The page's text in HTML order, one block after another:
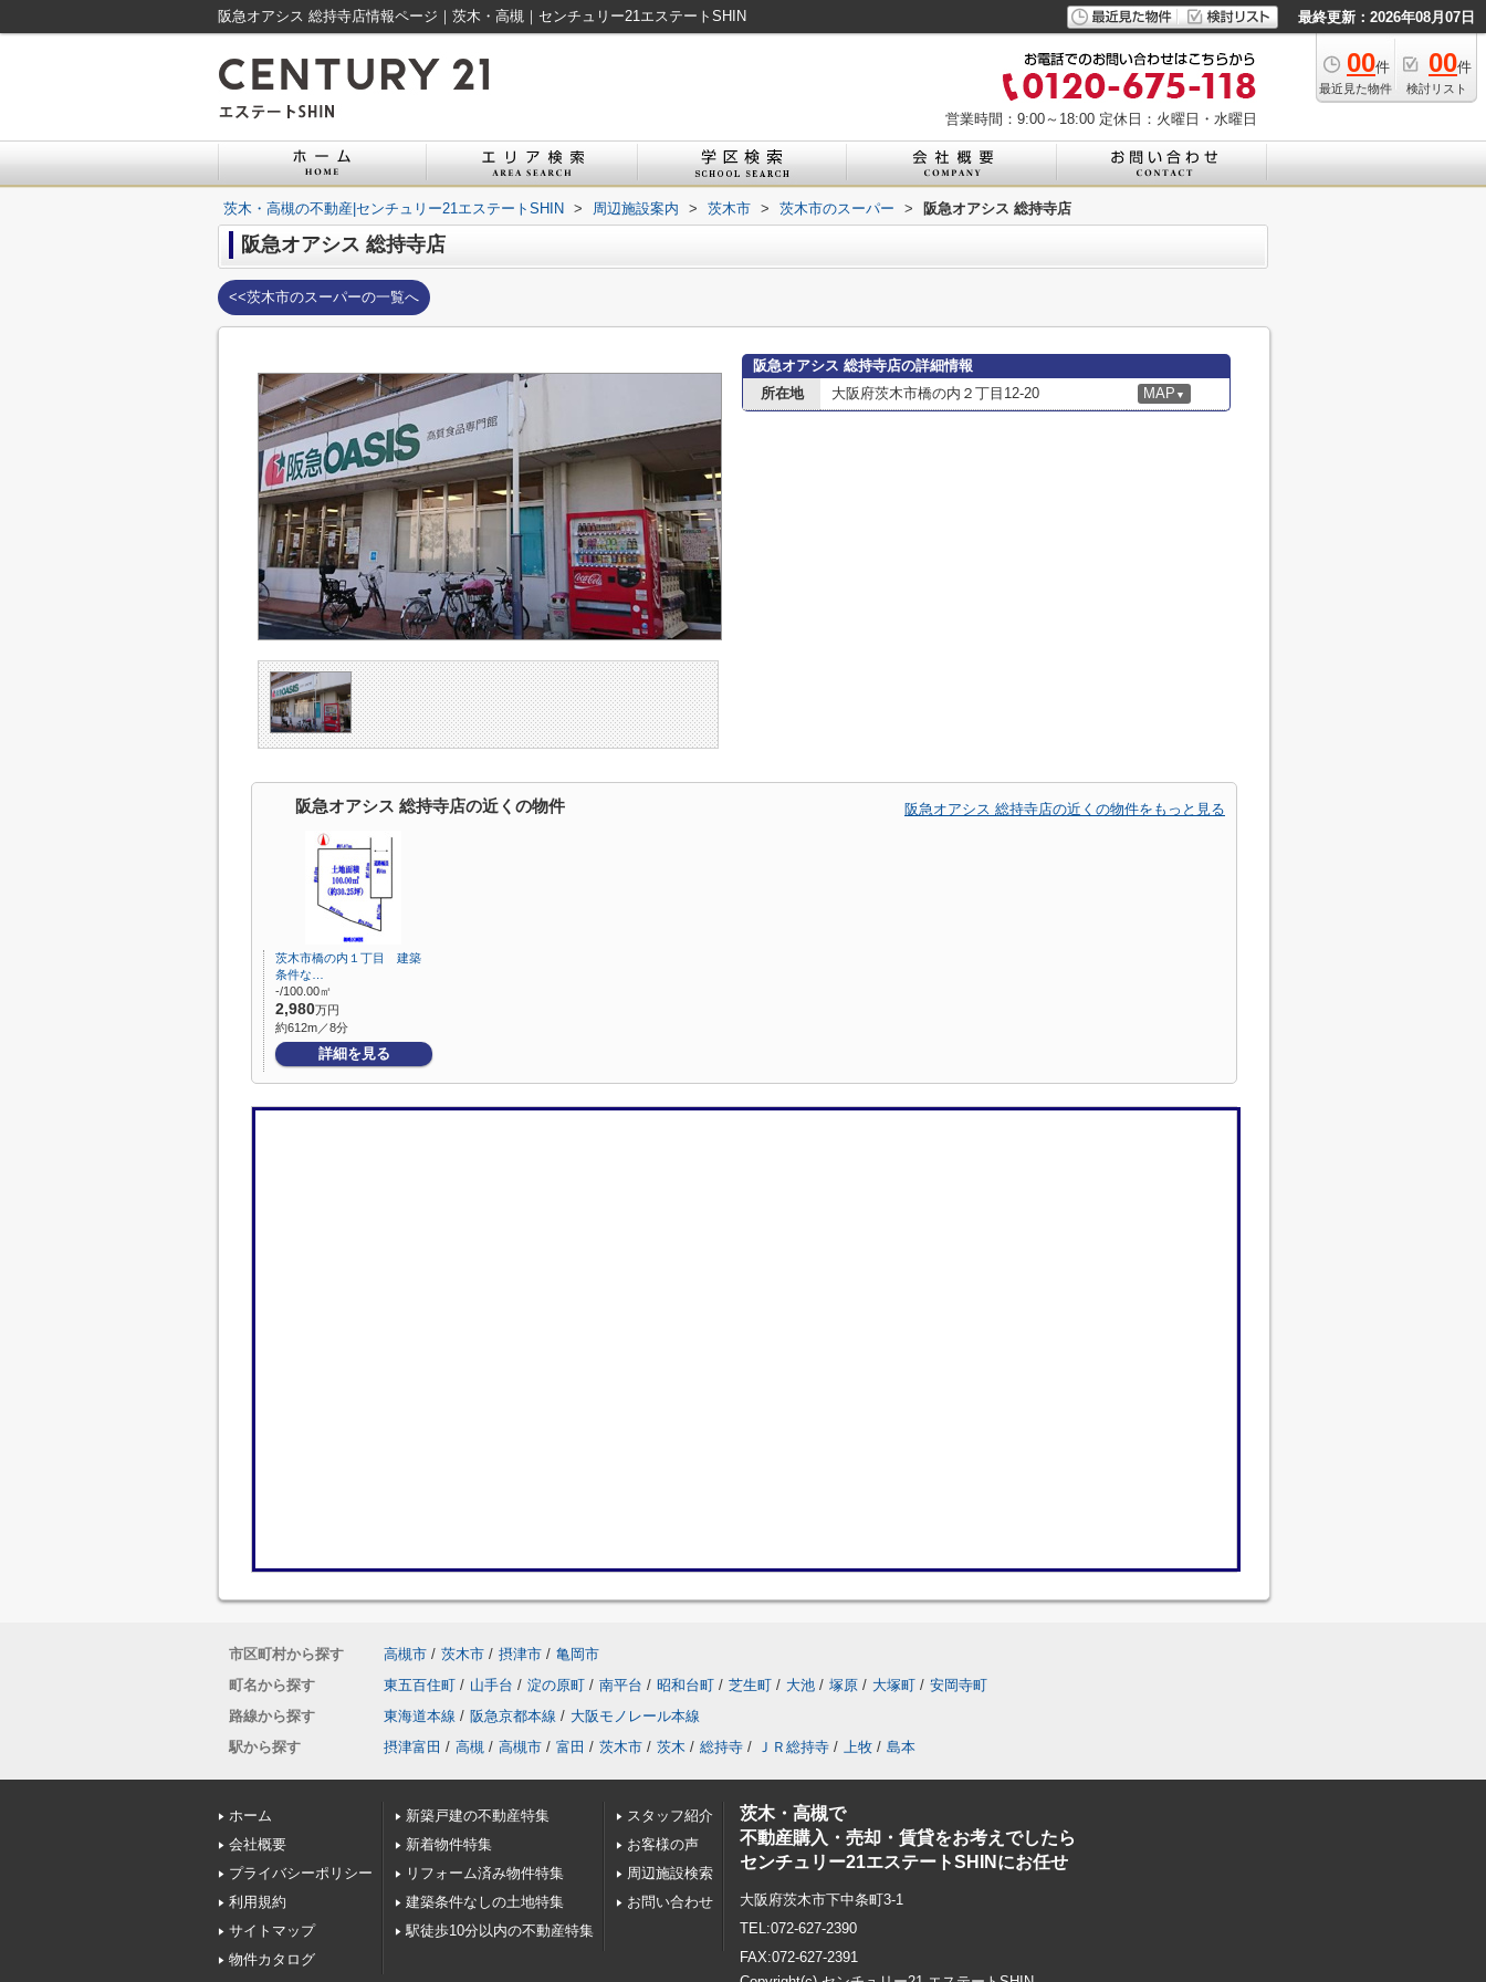
阪急オアシス 総持寺店情報ページ｜茨木・高槻｜センチュリー21エステートSHIN 最終更新：2026年08月07日
00件
最近見た物件
00件
検討リスト
営業時間：9:00～18:00 定休日：火曜日・水曜日
茨木・高槻の不動産|センチュリー21エステートSHIN > 周辺施設案内 > 茨木市 > 茨木市のスーパー > 阪急オアシス 総持寺店
阪急オアシス 総持寺店
<<茨木市のスーパーの一覧へ
阪急オアシス 総持寺店の詳細情報
所在地
大阪府茨木市橋の内２丁目12-20 MAP ▼
阪急オアシス 総持寺店の近くの物件 阪急オアシス 総持寺店の近くの物件をもっと見る
茨木市橋の内１丁目 建築
条件な…
-/100.00㎡
2,980万円
約612m／8分
詳細を見る
市区町村から探す 高槻市 / 茨木市 / 摂津市 / 亀岡市
町名から探す
東五百住町 / 山手台 / 淀の原町 / 南平台 / 昭和台町 / 芝生町 / 大池 / 塚原 / 大塚町 / 安岡寺町
路線から探す
東海道本線 / 阪急京都本線 / 大阪モノレール本線
駅から探す
摂津富田 / 高槻 / 高槻市 / 富田 / 茨木市 / 茨木 / 総持寺 / ＪＲ総持寺 / 上牧 / 島本
ホーム
会社概要
プライバシーポリシー
利用規約
サイトマップ
物件カタログ
新築戸建の不動産特集
新着物件特集
リフォーム済み物件特集
建築条件なしの土地特集
駅徒歩10分以内の不動産特集
スタッフ紹介
お客様の声
周辺施設検索
お問い合わせ
茨木・高槻で
不動産購入・売却・賃貸をお考えでしたら
センチュリー21エステートSHINにお任せ
大阪府茨木市下中条町3-1
TEL:072-627-2390
FAX:072-627-2391